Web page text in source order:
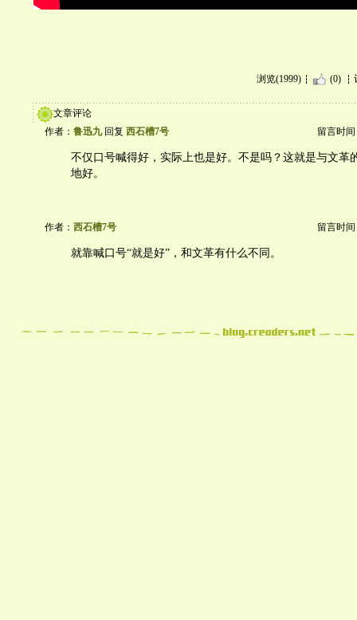
浏览(1999) (0)
文章评论
作者： 鲁迅九回复 西石槽7号 留言时间
不仅口号喊得好，实际上也是好。不是吗？这就是与文革
地好。
作者： 西石槽7号 留言时间
就靠喊口号“就是好”，和文革有什么不同。